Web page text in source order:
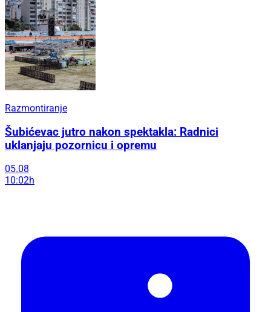
Razmontiranje
Šubićevac jutro nakon spektakla: Radnici
uklanjaju pozornicu i opremu
05.08
10:02h